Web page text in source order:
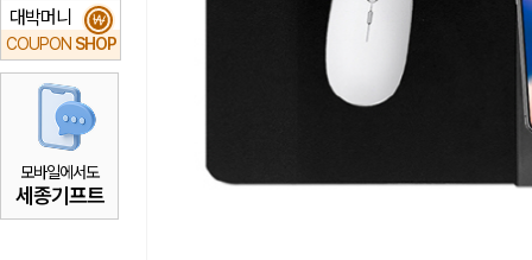
대박머니
COUPON SHOP
₩
모바일에서도
세종기프트